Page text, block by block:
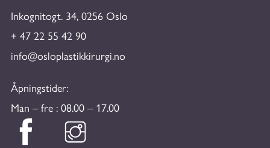
Inkognitogt. 34, 0256 Oslo
+ 47 22 55 42 90
info@osloplastikkirurgi.no
Åpningstider:
Man – fre : 08.00 – 17.00